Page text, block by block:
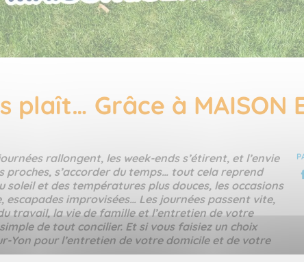
Grâce à MAISON
rallongent, les week-ends s’étirent, et l’envie
s’accorder du temps… tout cela reprend
et des températures plus douces, les occasions
improvisées… Les journées passent vite,
travail, la vie de famille et l’entretien de votre
de tout concilier. Et si vous faisiez un choix
Yon pour l’entretien de votre domicile et de votre